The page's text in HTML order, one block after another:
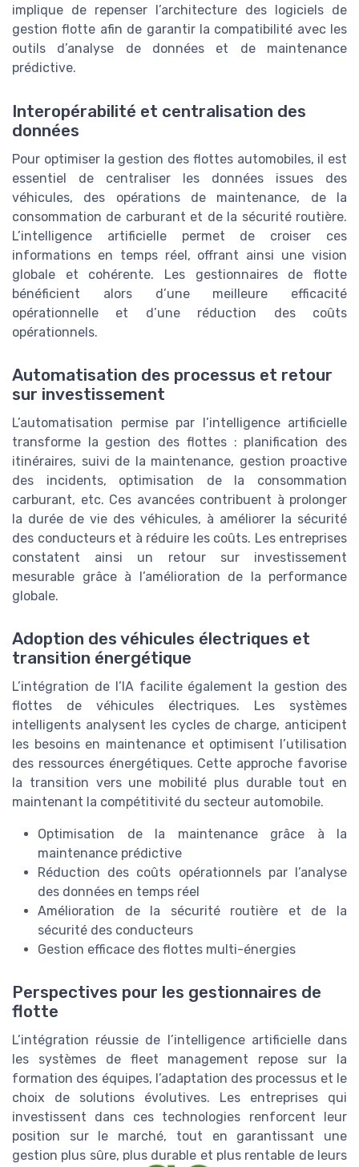
implique de repenser l’architecture des logiciels de
gestion flotte afin de garantir la compatibilité avec les
outils d’analyse de données et de maintenance
prédictive.
Interopérabilité et centralisation des
données
Pour optimiser la gestion des flottes automobiles, il est
essentiel de centraliser les données issues des
véhicules, des opérations de maintenance, de la
consommation de carburant et de la sécurité routière.
L’intelligence artificielle permet de croiser ces
informations en temps réel, offrant ainsi une vision
globale et cohérente. Les gestionnaires de flotte
bénéficient alors d’une meilleure efficacité
opérationnelle et d’une réduction des coûts
opérationnels.
Automatisation des processus et retour
sur investissement
L’automatisation permise par l’intelligence artificielle
transforme la gestion des flottes : planification des
itinéraires, suivi de la maintenance, gestion proactive
des incidents, optimisation de la consommation
carburant, etc. Ces avancées contribuent à prolonger
la durée de vie des véhicules, à améliorer la sécurité
des conducteurs et à réduire les coûts. Les entreprises
constatent ainsi un retour sur investissement
mesurable grâce à l’amélioration de la performance
globale.
Adoption des véhicules électriques et
transition énergétique
L’intégration de l’IA facilite également la gestion des
flottes de véhicules électriques. Les systèmes
intelligents analysent les cycles de charge, anticipent
les besoins en maintenance et optimisent l’utilisation
des ressources énergétiques. Cette approche favorise
la transition vers une mobilité plus durable tout en
maintenant la compétitivité du secteur automobile.
Optimisation de la maintenance grâce à la
maintenance prédictive
Réduction des coûts opérationnels par l’analyse
des données en temps réel
Amélioration de la sécurité routière et de la
sécurité des conducteurs
Gestion efficace des flottes multi-énergies
Perspectives pour les gestionnaires de
flotte
L’intégration réussie de l’intelligence artificielle dans
les systèmes de fleet management repose sur la
formation des équipes, l’adaptation des processus et le
choix de solutions évolutives. Les entreprises qui
investissent dans ces technologies renforcent leur
position sur le marché, tout en garantissant une
gestion plus sûre, plus durable et plus rentable de leurs